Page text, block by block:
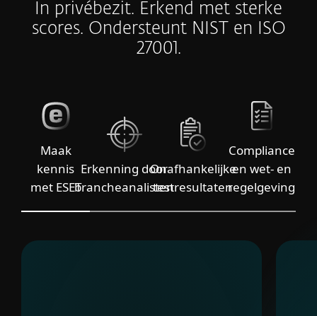
In privébezit. Erkend met sterke
scores. Ondersteunt NIST en ISO
27001.
Maak
kennis
met ESET
Erkenning door
brancheanalisten
Onafhankelijke
testresultaten
Compliance
en wet- en
regelgeving